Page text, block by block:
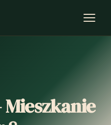
Mieszkanie